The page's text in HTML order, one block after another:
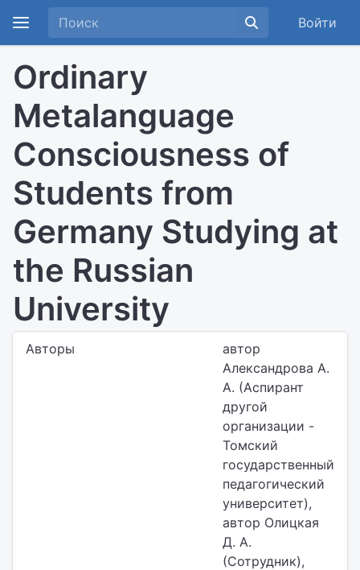
Войти
Ordinary
Metalanguage
Consciousness of
Students from
Germany Studying at
the Russian
University
Авторы
автор
Александрова А.
А. (Аспирант
другой
организации -
Томский
государственный
педагогический
университет),
автор Олицкая
Д. А.
(Сотрудник),